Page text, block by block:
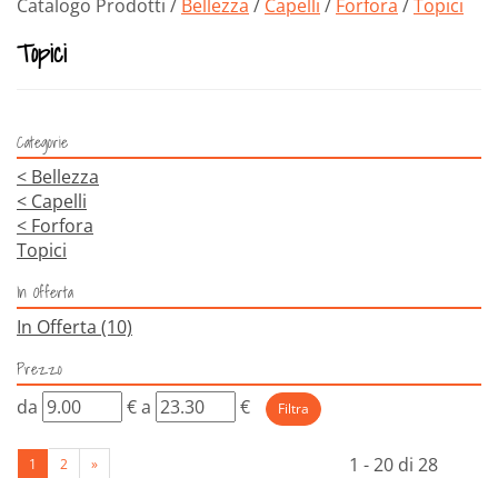
Catalogo Prodotti / Bellezza / Capelli / Forfora /Topici
Topici
Categorie
< Bellezza
< Capelli
< Forfora
Topici
In Offerta
In Offerta (10)
Prezzo
filtra
da € filtra
a €
1 2 » 1 - 20 di 28